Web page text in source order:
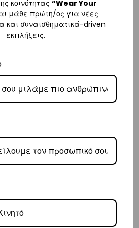
είναι στα
συνήθως από 2-7 εργάσιμες
όλο την Ευρώπη είναι στα€25.
ταχυμεταφορών,DHL, θα αναλάβει την
συνήθως από 3-8 εργάσιμες
κοινότητας “Wear Your
μάθε πρώτη/ος για νέες
και συναισθηματικά-driven
εκπλήξεις.